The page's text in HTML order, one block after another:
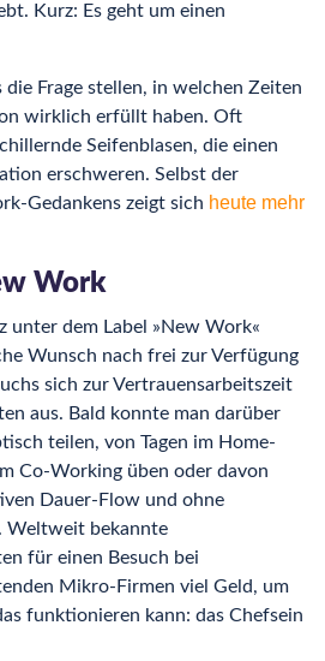
Kurz: Es geht um einen
Frage stellen, in welchen Zeiten
wirklich erfüllt haben. Oft
Seifenblasen, die einen
erschweren. Selbst der
Gedankens zeigt sich heute mehr
Work
unter dem Label »New Work«
Wunsch nach frei zur Verfügung
sich zur Vertrauensarbeitszeit
aus. Bald konnte man darüber
teilen, von Tagen im Home-
Co-Working üben oder davon
Dauer-Flow und ohne
Weltweit bekannte
für einen Besuch bei
Mikro-Firmen viel Geld, um
funktionieren kann: das Chefsein